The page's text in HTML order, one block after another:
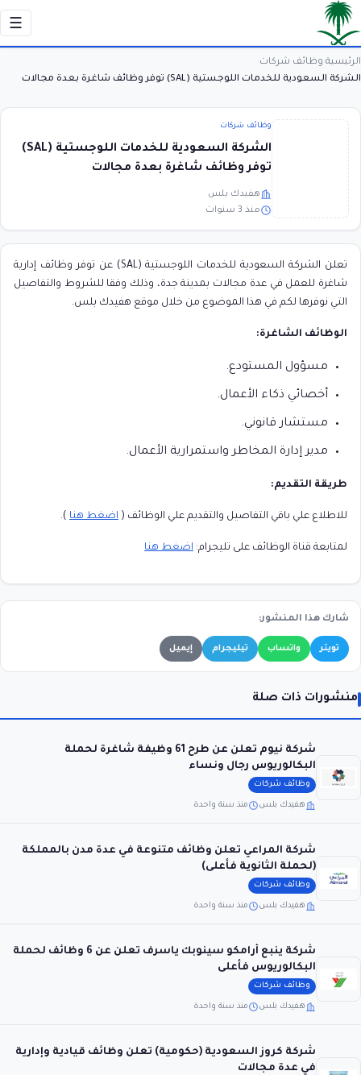
☰
الرئيسية وظائف شركات
الشركة السعودية للخدمات اللوجستية (SAL) توفر وظائف شاغرة بعدة مجالات
وظائف شركات
الشركة السعودية للخدمات اللوجستية (SAL)
توفر وظائف شاغرة بعدة مجالات
هفيدك بلس
منذ 3 سنوات
تعلن الشركة السعودية للخدمات اللوجستية (SAL) عن توفر وظائف إدارية
شاغرة للعمل في عدة مجالات بمدينة جدة، وذلك وفقا للشروط والتفاصيل
التي نوفرها لكم في هذا الموضوع من خلال موقع هفيدك بلس.
الوظائف الشاغرة:
مسؤول المستودع.
أخصائي ذكاء الأعمال.
مستشار قانوني.
مدير إدارة المخاطر واستمرارية الأعمال.
طريقة التقديم:
للاطلاع علي باقي التفاصيل والتقديم علي الوظائف ( اضغط هنا ).
لمتابعة قناة الوظائف على تليجرام: اضغط هنا
شارك هذا المنشور:
تويتر واتساب تيليجرام إيميل
منشورات ذات صلة
شركة نيوم تعلن عن طرح 61 وظيفة شاغرة لحملة
البكالوريوس رجال ونساء
وظائف شركات
هفيدك بلس منذ سنة واحدة
شركة المراعي تعلن وظائف متنوعة في عدة مدن بالمملكة
(لحملة الثانوية فأعلى)
وظائف شركات
هفيدك بلس منذ سنة واحدة
شركة ينبع أرامكو سينوبك ياسرف تعلن عن 6 وظائف لحملة
البكالوريوس فأعلى
وظائف شركات
هفيدك بلس منذ سنة واحدة
شركة كروز السعودية (حكومية) تعلن وظائف قيادية وإدارية
في عدة مجالات